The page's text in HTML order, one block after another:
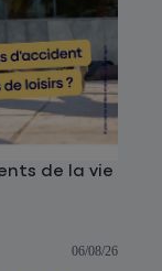
de la vie
06/08/26